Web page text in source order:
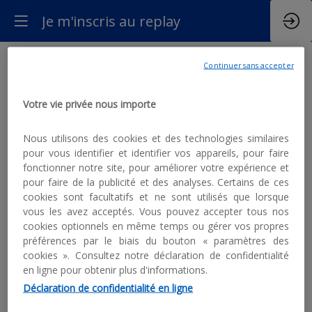
Je m'inscris au replay
pour voir le
replay
Prénom
Nom
Email
Votre vie privée nous importe
Nous utilisons des cookies et des technologies similaires
pour vous identifier et identifier vos appareils, pour faire
fonctionner notre site, pour améliorer votre expérience et
pour faire de la publicité et des analyses. Certains de ces
cookies sont facultatifs et ne sont utilisés que lorsque
vous les avez acceptés. Vous pouvez accepter tous nos
cookies optionnels en même temps ou gérer vos propres
préférences par le biais du bouton « paramètres des
cookies ». Consultez notre déclaration de confidentialité
en ligne pour obtenir plus d'informations.
Déclaration de confidentialité en ligne
Continuer sans accepter